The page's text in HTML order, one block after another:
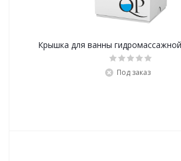
Крышка для ванны
Под заказ